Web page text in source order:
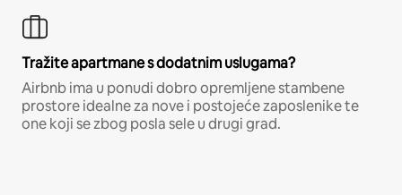
Tražite apartmane s dodatnim uslugama?
Airbnb ima u ponudi dobro opremljene stambene
prostore idealne za nove i postojeće zaposlenike te
one koji se zbog posla sele u drugi grad.